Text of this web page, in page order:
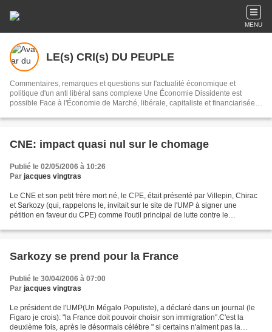
MENU
LE(s) CRI(s) DU PEUPLE
Commentaires, remarques et questions sur l'actualité économique et
politique d'un anti libéral sans complexe Une Économie Dissidente est
possible Face à l'Économie de Marché, libérale, capitaliste et financiarisée,
compétitive GARANTI SANS IA - GUARANTEED FREE FROM AI - 100%
CNE: impact quasi nul sur le chomage
Publié le 02/05/2006 à 10:26
Par jacques vingtras
Le CNE et son petit frère mort né, le CPE, était présenté par Villepin, Chirac
et Sarkozy (qui, rappelons le, invitait sur le site de l'UMP à signer une
pétition en faveur du CPE) comme l'outil principal de lutte contre le
Sarkozy se prend pour la France
Publié le 30/04/2006 à 07:00
Par jacques vingtras
Le président de l'UMP(Un Mégalo Populiste), a déclaré dans un journal (le
Figaro je crois): "la France doit pouvoir choisir son immigration".C'est la
deuxième fois, après le désormais célébre " si certains n'aiment pas la